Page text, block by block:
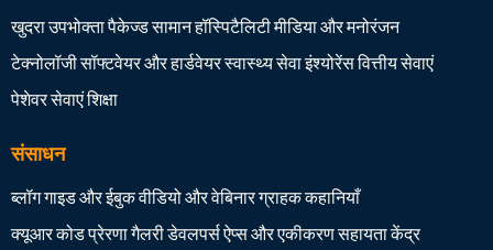
खुदराउपभोक्ता पैकेज्ड सामानहॉस्पिटैलिटीमीडिया और मनोरंजन
टेक्नोलॉजी सॉफ्टवेयर और हार्डवेयरस्वास्थ्य सेवाइंश्योरेंसवित्तीय सेवाएं
पेशेवर सेवाएंशिक्षा
संसाधन
ब्लॉगगाइड और ईबुकवीडियो और वेबिनारग्राहक कहानियाँ
क्यूआर कोड प्रेरणा गैलरीडेवलपर्सऐप्स और एकीकरणसहायता केंद्र